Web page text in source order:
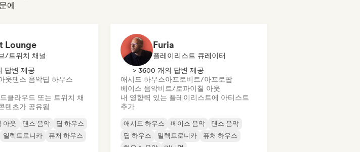
에
Lounge
/트위치 채널
답변 제공
웃댄스 음악딥 하우스
클라우드 또는 트위치 채
텐츠가 공유됨
아웃 댄스 음악
딥 하우스
일렉트로니카
퓨처 하우스
Furia
플레이리스트 큐레이터
> 3600 개의 답변 제공
애시드 하우스아프로비트/아프로팝
베이스 음악비트/로파이칠 아웃
내 영향력 있는 플레이리스트에 아티스트
추가
애시드 하우스 베이스 음악
댄스 음악
딥 하우스
일렉트로니카
퓨처 하우스
하우스 음악
미니멀